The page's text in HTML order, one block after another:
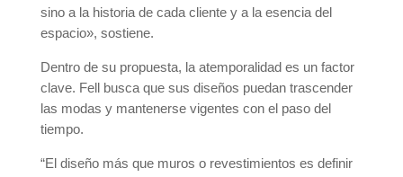
sino a la historia de cada cliente y a la esencia del
espacio», sostiene.
Dentro de su propuesta, la atemporalidad es un factor
clave. Fell busca que sus diseños puedan trascender
las modas y mantenerse vigentes con el paso del
tiempo.
“El diseño más que muros o revestimientos es definir